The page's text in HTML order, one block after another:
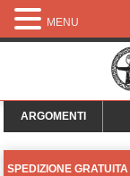
ARGOMENTI
SPEDIZIONE GRATUITA
MENU